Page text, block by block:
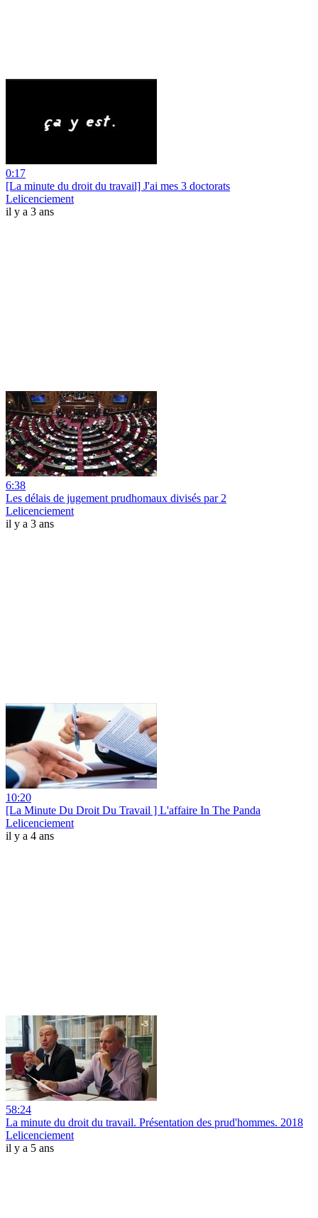
0:17
[La minute du droit du travail] J'ai mes 3 doctorats
Lelicenciement
il y a 3 ans
6:38
Les délais de jugement prudhomaux divisés par 2
Lelicenciement
il y a 3 ans
10:20
[La Minute Du Droit Du Travail ] L'affaire In The Panda
Lelicenciement
il y a 4 ans
58:24
La minute du droit du travail. Présentation des prud'hommes. 2018
Lelicenciement
il y a 5 ans